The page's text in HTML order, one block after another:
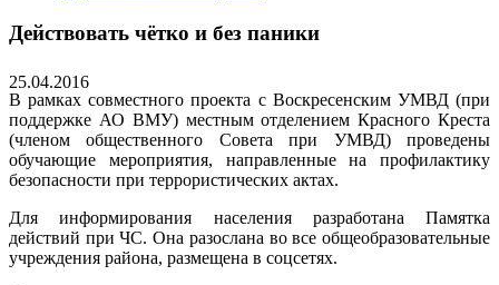
Действовать чётко и без паники
25.04.2016
В рамках совместного проекта с Воскресенским УМВД (при
поддержке АО ВМУ) местным отделением Красного Креста
(членом общественного Совета при УМВД) проведены
обучающие мероприятия, направленные на профилактику
безопасности при террористических актах.
Для информирования населения разработана Памятка
действий при ЧС. Она разослана во все общеобразовательные
учреждения района, размещена в соцсетях.